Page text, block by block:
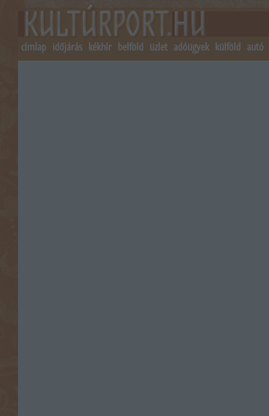
címlap időjárás kékhír belföld üzlet adóügyek külföld autó